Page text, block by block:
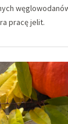
pracę jelit.